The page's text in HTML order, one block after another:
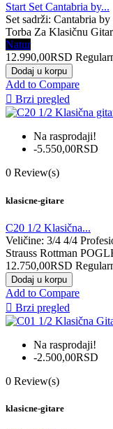
Start Set Cantabria by...
Set sadrži: Cantabria
Torba Za Klasičnu
Natur
12.990,00RSD
Dodaj u korpu
Add to Compare
 Brzi pregled
Na rasprodaji!
-5.550,00RSD
0 Review(s)
klasicne-gitare
C20 1/2 Klasična...
Veličine: 3/4 4/4
Strauss Rottman
12.750,00RSD
Dodaj u korpu
Add to Compare
 Brzi pregled
Na rasprodaji!
-2.500,00RSD
0 Review(s)
klasicne-gitare